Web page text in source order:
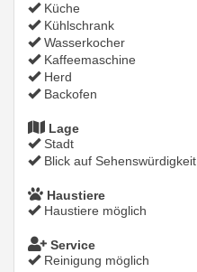
Küche
Kühlschrank
Wasserkocher
Kaffeemaschine
Herd
Backofen
Lage
Stadt
Blick auf Sehenswürdigkeit
Haustiere
Haustiere möglich
Service
Reinigung möglich